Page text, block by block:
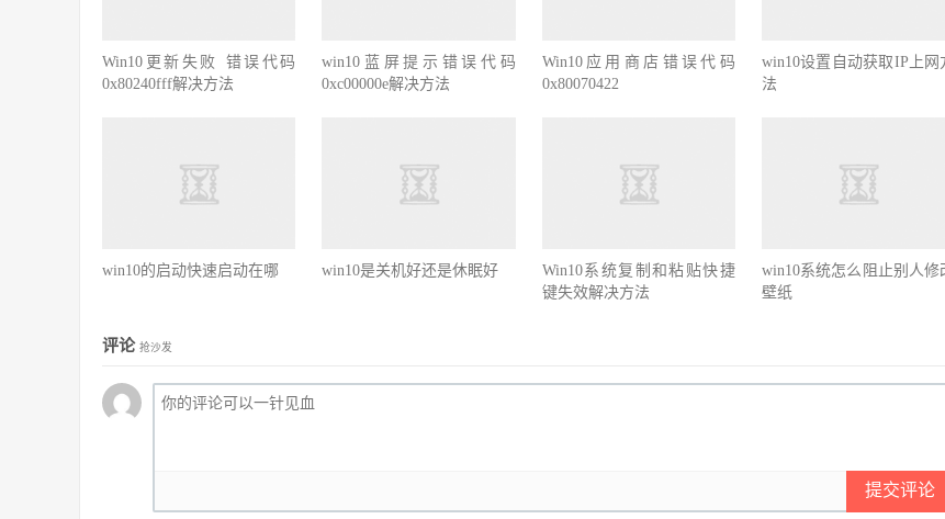
Win10更新失败 错误代码
0x80240fff解决方法
win10蓝屏提示错误代码
0xc00000e解决方法
Win10应用商店错误代码
0x80070422
win10设置自动获取IP上网
法
win10的启动快速启动在哪 win10是关机好还是休眠好
Win10系统复制和粘贴快捷
键失效解决方法
win10系统怎么阻止别人修
壁纸
评论 抢沙发
提交评论